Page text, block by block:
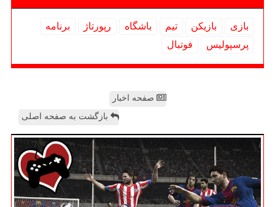
بازی بازیكن تیم باشگاه رپورتاژ
برنامه
پرسپولیس
فوتبال
صفحه اخبار
بازگشت به صفحه اصلی